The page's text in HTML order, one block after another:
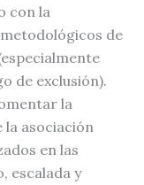
con la
de
de exclusión).
la
la asociación
en las
escalada y